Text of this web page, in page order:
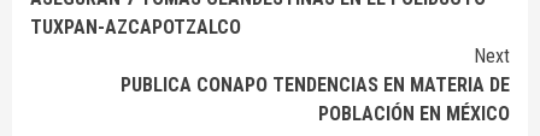
Reading
TUXPAN-AZCAPOTZALCO
Next
PUBLICA CONAPO TENDENCIAS EN MATERIA DE
POBLACIÓN EN MÉXICO